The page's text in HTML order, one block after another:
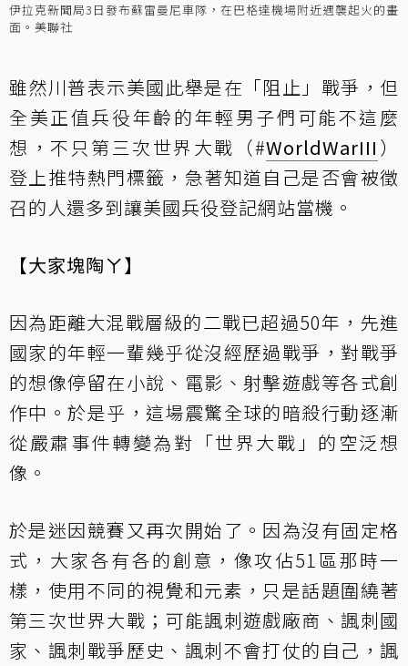
伊拉克新聞局3日發布蘇雷曼尼車隊，在巴格達機場附近遇襲起火的畫
面。美聯社
雖然川普表示美國此舉是在「阻止」戰爭，但
全美正值兵役年齡的年輕男子們可能不這麼
想，不只第三次世界大戰（#WorldWarIII ）
登上推特熱門標籤，急著知道自己是否會被徵
召的人還多到讓美國兵役登記網站當機。
【大家塊陶ㄚ】
因為距離大混戰層級的二戰已超過50年，先進
國家的年輕一輩幾乎從沒經歷過戰爭，對戰爭
的想像停留在小說、電影、射擊遊戲等各式創
作中。於是乎，這場震驚全球的暗殺行動逐漸
從嚴肅事件轉變為對「世界大戰」的空泛想
像。
於是迷因競賽又再次開始了。因為沒有固定格
式，大家各有各的創意，像攻佔51區那時一
樣，使用不同的視覺和元素，只是話題圍繞著
第三次世界大戰；可能諷刺遊戲廠商、諷刺國
家、諷刺戰爭歷史、諷刺不會打仗的自己，諷